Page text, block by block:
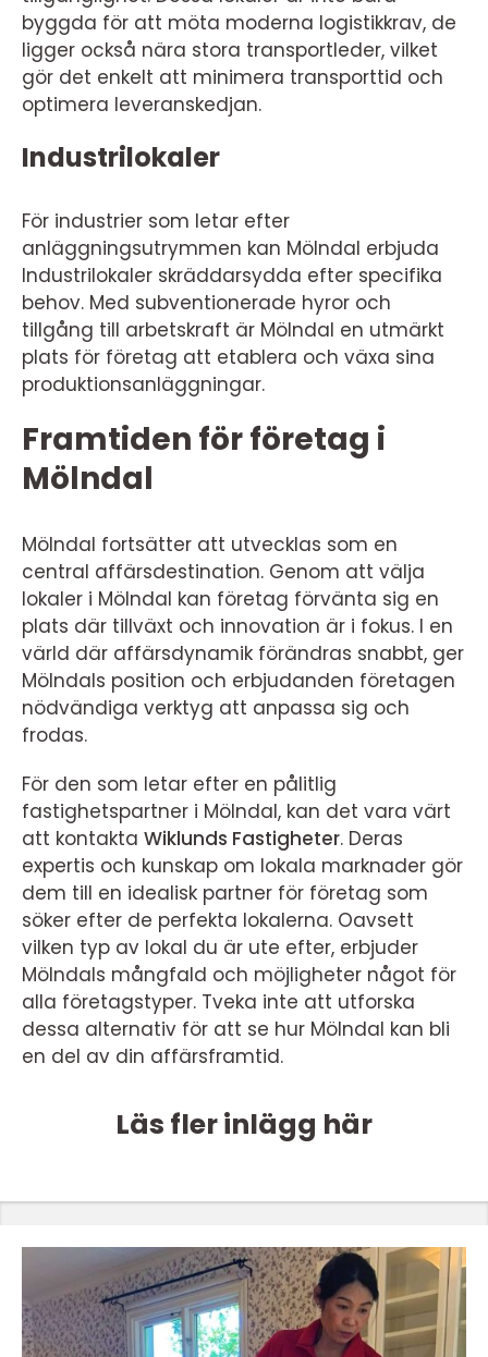
byggda för att möta moderna logistikkrav, de
ligger också nära stora transportleder, vilket
gör det enkelt att minimera transporttid och
optimera leveranskedjan.
Industrilokaler
För industrier som letar efter
anläggningsutrymmen kan Mölndal erbjuda
Industrilokaler skräddarsydda efter specifika
behov. Med subventionerade hyror och
tillgång till arbetskraft är Mölndal en utmärkt
plats för företag att etablera och växa sina
produktionsanläggningar.
Framtiden för företag i
Mölndal
Mölndal fortsätter att utvecklas som en
central affärsdestination. Genom att välja
lokaler i Mölndal kan företag förvänta sig en
plats där tillväxt och innovation är i fokus. I en
värld där affärsdynamik förändras snabbt, ger
Mölndals position och erbjudanden företagen
nödvändiga verktyg att anpassa sig och
frodas.
För den som letar efter en pålitlig
fastighetspartner i Mölndal, kan det vara värt
att kontakta Wiklunds Fastigheter. Deras
expertis och kunskap om lokala marknader gör
dem till en idealisk partner för företag som
söker efter de perfekta lokalerna. Oavsett
vilken typ av lokal du är ute efter, erbjuder
Mölndals mångfald och möjligheter något för
alla företagstyper. Tveka inte att utforska
dessa alternativ för att se hur Mölndal kan bli
en del av din affärsframtid.
Läs fler inlägg här